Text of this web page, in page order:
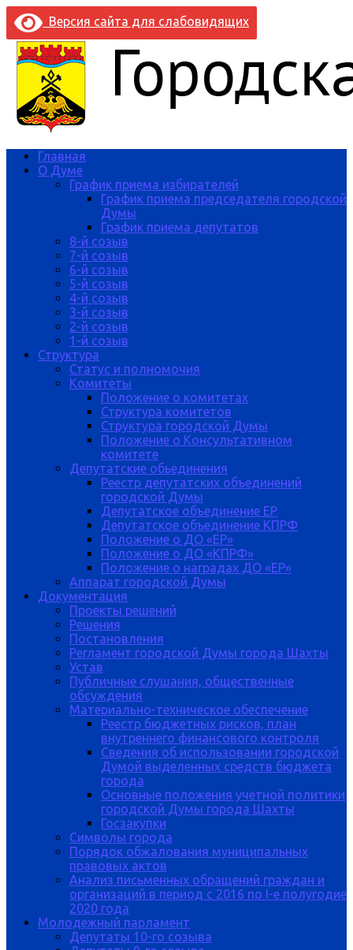
Версия сайта для слабовидящих
Главная
О Думе
График приема избирателей
График приема председателя городской
Думы
График приема депутатов
8-й созыв
7-й созыв
6-й созыв
5-й созыв
4-й созыв
3-й созыв
2-й созыв
1-й созыв
Структура
Статус и полномочия
Комитеты
Положение о комитетах
Структура комитетов
Структура городской Думы
Положение о Консультативном
комитете
Депутатские обьединения
Реестр депутатских объединений
городской Думы
Депутатское объединение ЕР
Депутатское объединение КПРФ
Положение о ДО «ЕР»
Положение о ДО «КПРФ»
Положение о наградах ДО «ЕР»
Аппарат городской Думы
Документация
Проекты решений
Решения
Постановления
Регламент городской Думы города Шахты
Устав
Публичные слушания, общественные
обсуждения
Материально-техническое обеспечение
Реестр бюджетных рисков, план
внутреннего финансового контроля
Сведения об использовании городской
Думой выделенных средств бюджета
города
Основные положения учетной политики
городской Думы города Шахты
Госзакупки
Символы города
Порядок обжалования муниципальных
правовых актов
Анализ письменных обращений граждан и
организаций в период с 2016 по I-е полугодие
2020 года
Молодежный парламент
Депутаты 10-го созыва